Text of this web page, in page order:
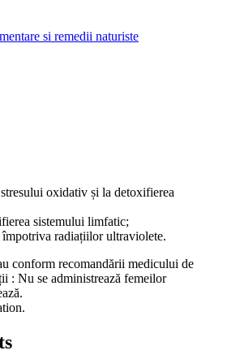
si remedii naturiste
oxidativ și la detoxifierea
sistemului limfatic;
împotriva radiațiilor ultraviolete.
conform recomandării medicului de
: Nu se administrează femeilor